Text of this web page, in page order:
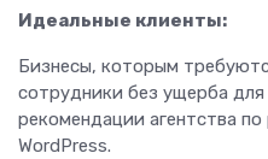
Идеальные клиенты:
Бизнесы, которым
сотрудники без ущерба для
рекомендации агентства
WordPress.